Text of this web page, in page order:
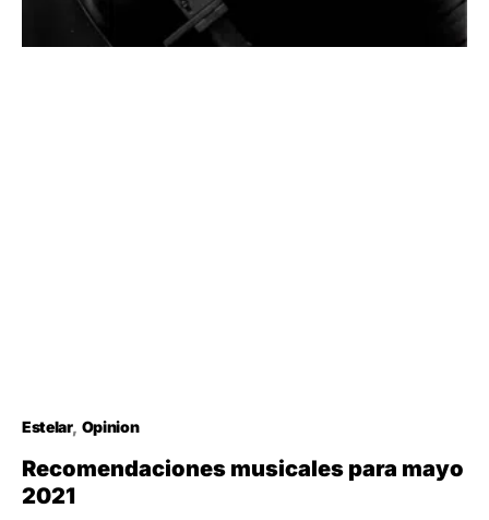
Estelar Opinion
Recomendaciones musicales para mayo
2021